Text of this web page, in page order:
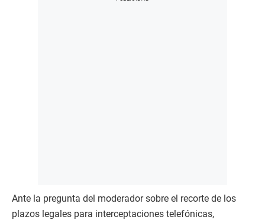
Ante la pregunta del moderador sobre el recorte de los
plazos legales para interceptaciones telefónicas,